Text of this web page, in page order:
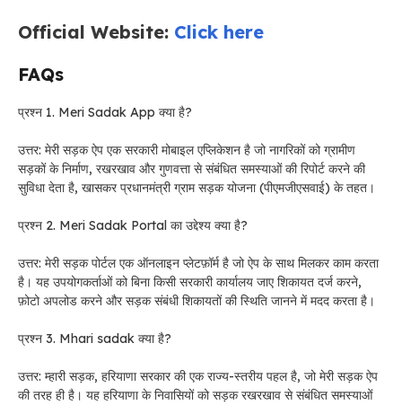
Official Website: Click here
FAQs
प्रश्न 1. Meri Sadak App क्या है?
उत्तर: मेरी सड़क ऐप एक सरकारी मोबाइल एप्लिकेशन है जो नागरिकों को ग्रामीण
सड़कों के निर्माण, रखरखाव और गुणवत्ता से संबंधित समस्याओं की रिपोर्ट करने की
सुविधा देता है, खासकर प्रधानमंत्री ग्राम सड़क योजना (पीएमजीएसवाई) के तहत।
प्रश्न 2. Meri Sadak Portal का उद्देश्य क्या है?
उत्तर: मेरी सड़क पोर्टल एक ऑनलाइन प्लेटफ़ॉर्म है जो ऐप के साथ मिलकर काम करता
है। यह उपयोगकर्ताओं को बिना किसी सरकारी कार्यालय जाए शिकायत दर्ज करने,
फ़ोटो अपलोड करने और सड़क संबंधी शिकायतों की स्थिति जानने में मदद करता है।
प्रश्न 3. Mhari sadak क्या है?
उत्तर: म्हारी सड़क, हरियाणा सरकार की एक राज्य-स्तरीय पहल है, जो मेरी सड़क ऐप
की तरह ही है। यह हरियाणा के निवासियों को सड़क रखरखाव से संबंधित समस्याओं